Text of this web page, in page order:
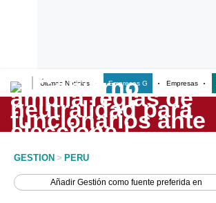
Últimas Noticias Empresas G Empresas
Lo último
Peru Quiosco
GESTION > PERU
AñadirGestión como fuente preferida en